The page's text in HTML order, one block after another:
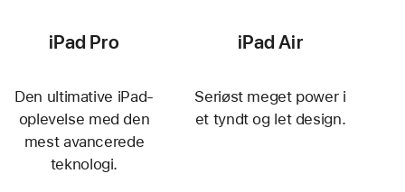
iPad Pro
Den ultimative iPad-
oplevelse med den
mest avancerede
teknologi.
iPad Air
Seriøst meget power i
et tyndt og let design.